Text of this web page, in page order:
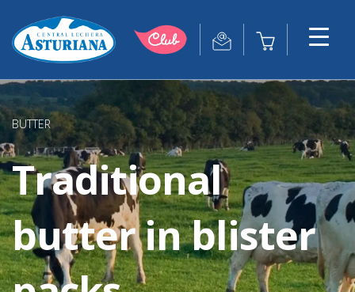
BUTTER
Traditional
butter in blister